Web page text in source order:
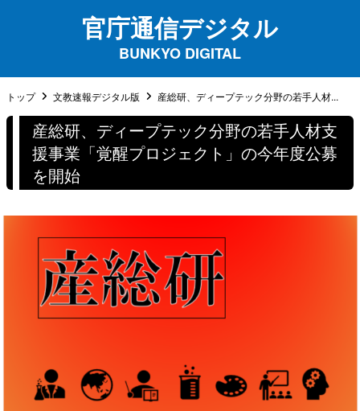
官庁通信デジタル
BUNKYO DIGITAL
トップ 文教速報デジタル版 産総研、ディープテック分野の若手人材...
産総研、ディープテック分野の若手人材支
援事業「覚醒プロジェクト」の今年度公募
を開始